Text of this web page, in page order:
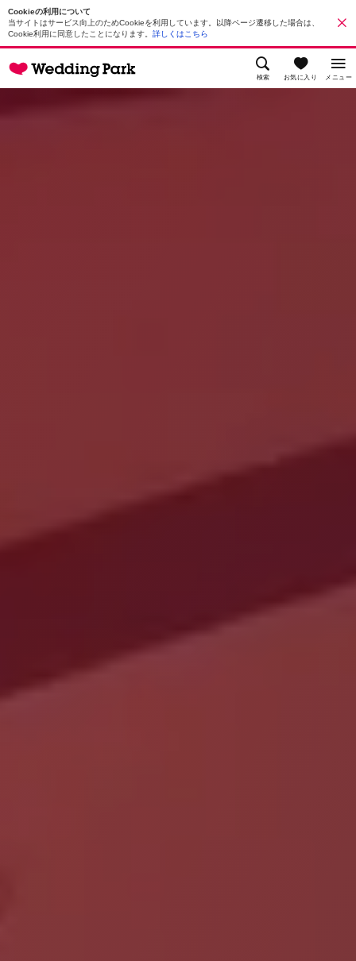
Cookieの利用について
当サイトはサービス向上のためCookieを利用しています。以降ページ遷移した場合は、
Cookie利用に同意したことになります。 詳しくはこちら
検索 お気に入り メニュー